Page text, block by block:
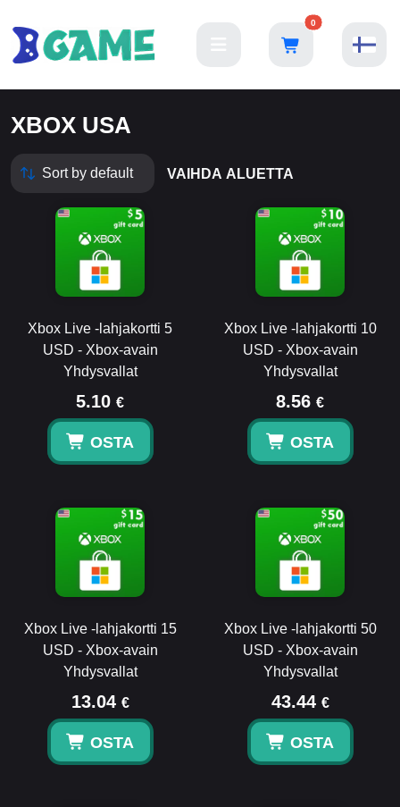
0
XBOX USA
VAIHDA ALUETTA
Xbox Live -lahjakortti 5
USD - Xbox-avain
Yhdysvallat
5.10 €
OSTA
Xbox Live -lahjakortti 10
USD - Xbox-avain
Yhdysvallat
8.56 €
OSTA
Xbox Live -lahjakortti 15
USD - Xbox-avain
Yhdysvallat
13.04 €
OSTA
Xbox Live -lahjakortti 50
USD - Xbox-avain
Yhdysvallat
43.44 €
OSTA